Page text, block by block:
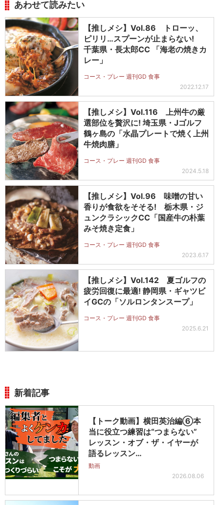
あわせて読みたい
【推しメシ】Vol.86 トローッ、
ピリリ…スプーンが止まらない!
千葉県・長太郎CC 「海老の焼きカ
レー」
コース・プレー 週刊GD 食事
2022.12.17
【推しメシ】Vol.116 上州牛の厳
選部位を贅沢に! 埼玉県・Jゴルフ
鶴ヶ島の「水晶プレートで焼く上州
牛焼肉膳」
コース・プレー 週刊GD 食事
2024.5.18
【推しメシ】Vol.96 味噌の甘い
香りが食欲をそそる! 栃木県・ジ
ュンクラシックCC「国産牛の朴葉
みそ焼き定食」
コース・プレー 週刊GD 食事
2023.6.17
【推しメシ】Vol.142 夏ゴルフの
疲労回復に最適! 静岡県・ギャツビ
イGCの「ソルロンタンスープ」
コース・プレー 週刊GD 食事
2025.6.21
新着記事
【トーク動画】横田英治編⑥本
当に役立つ練習は“つまらない”
レッスン・オブ・ザ・イヤーが
語るレッスン…
動画
2026.08.06